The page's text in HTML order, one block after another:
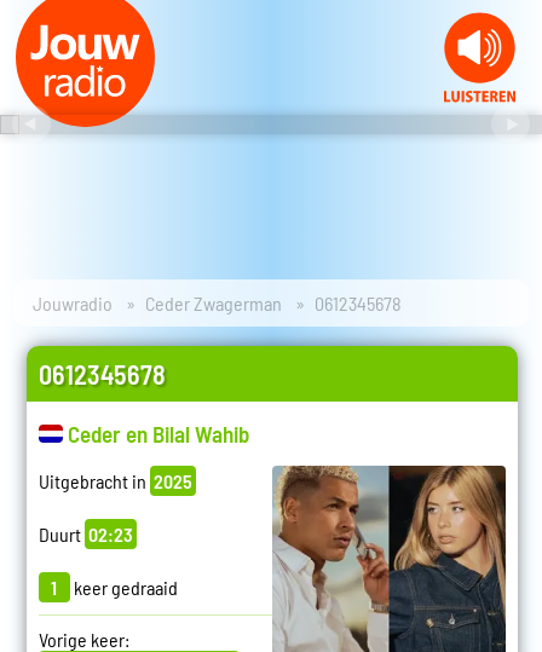
Jouwradio Ceder Zwagerman 0612345678
0612345678
Ceder en Bilal Wahib
Uitgebracht in 2025
Duurt 02:23
1 keer gedraaid
Vorige keer: